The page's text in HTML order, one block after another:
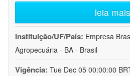
leia mais
Instituição/UF/País: Empresa
Agropecuária - BA - Brasil
Vigência: Tue Dec 05 00:00:00